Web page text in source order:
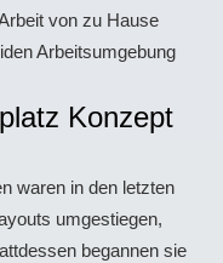
von zu Hause
Arbeitsumgebung
Konzept
waren in den letzten
umgestiegen,
begannen sie